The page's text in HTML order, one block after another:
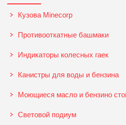
Кузова Minecorp
Противооткатные башмаки
Индикаторы колесных гаек
Канистры для воды и бензина
Моющиеся масло и бензино
Световой подиум